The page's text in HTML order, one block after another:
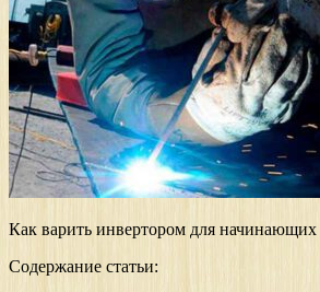
Как варить инвертором для начинающих
Содержание статьи: